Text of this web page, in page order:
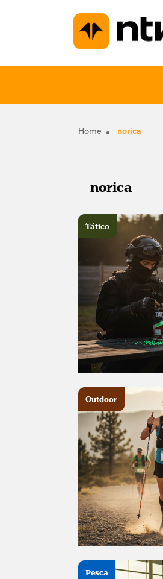
Home norica
norica
Tático
Outdoor
Pesca